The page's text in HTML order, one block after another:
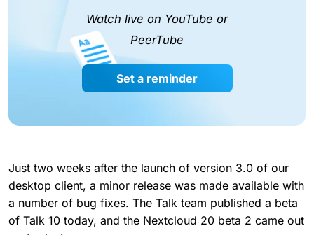
Watch live on YouTube or
PeerTube
Set a reminder
Just two weeks after the launch of version 3.0 of our
desktop client, a minor release was made available with
a number of bug fixes. The Talk team published a beta
of Talk 10 today, and the Nextcloud 20 beta 2 came out